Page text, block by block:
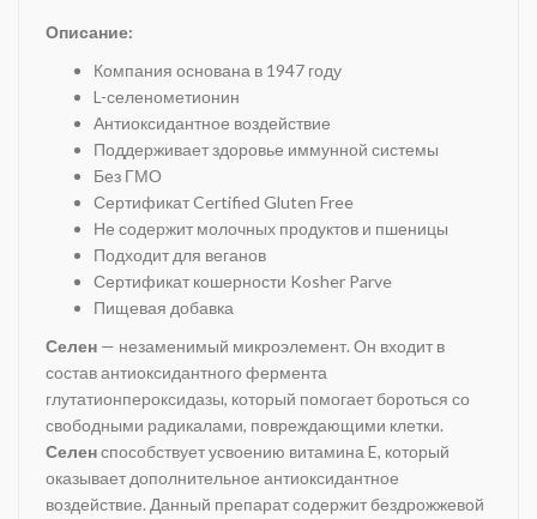
Описание:
Компания основана в 1947 году
L-селенометионин
Антиоксидантное воздействие
Поддерживает здоровье иммунной системы
Без ГМО
Сертификат Certified Gluten Free
Не содержит молочных продуктов и пшеницы
Подходит для веганов
Сертификат кошерности Kosher Parve
Пищевая добавка
Селен — незаменимый микроэлемент. Он входит в
состав антиоксидантного фермента
глутатионпероксидазы, который помогает бороться со
свободными радикалами, повреждающими клетки.
Селенспособствует усвоению витамина E, который
оказывает дополнительное антиоксидантное
воздействие. Данный препарат содержит бездрожжевой